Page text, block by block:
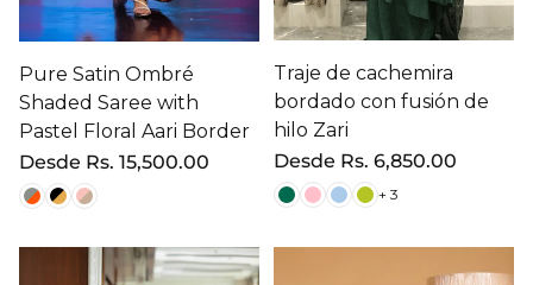
Pure Satin Ombré
Shaded Saree with
Pastel Floral Aari Border
Precio
regular
Desde Rs. 15,500.00
Traje de cachemira
bordado con fusión de
hilo Zari
Precio
regular
Desde Rs. 6,850.00
+ 3